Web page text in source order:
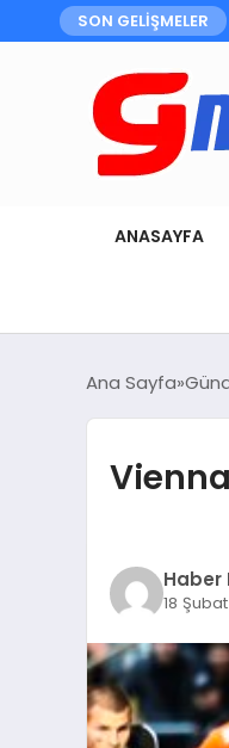
SON GELİŞMELER
ANASAYFA
Ana Sayfa
Haber
18